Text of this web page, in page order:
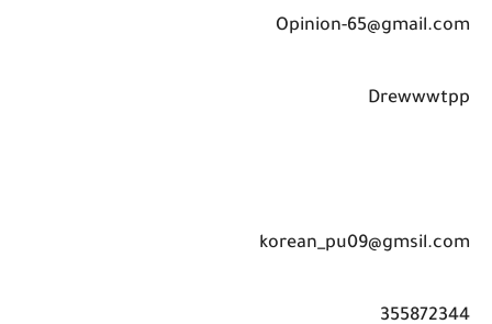
Opinion-65@gmail.com
Drewwwtpp
korean_pu09@gmsil.com
355872344